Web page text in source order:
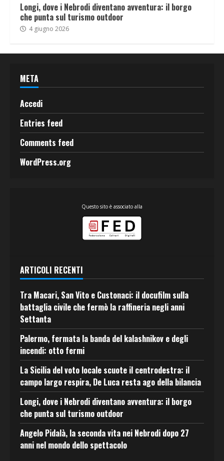
Longi, dove i Nebrodi diventano avventura: il borgo
che punta sul turismo outdoor
4 giugno 2026
META
Accedi
Entries feed
Comments feed
WordPress.org
Questo sito è associato alla
ARTICOLI RECENTI
Tra Macari, San Vito e Custonaci: il docufilm sulla
battaglia civile che fermò la raffineria negli anni
Settanta
Palermo, fermata la banda del kalashnikov e degli
incendi: otto fermi
La Sicilia del voto locale scuote il centrodestra: il
campo largo respira, De Luca resta ago della bilancia
Longi, dove i Nebrodi diventano avventura: il borgo
che punta sul turismo outdoor
Angelo Pidalà, la seconda vita nei Nebrodi dopo 27
anni nel mondo dello spettacolo